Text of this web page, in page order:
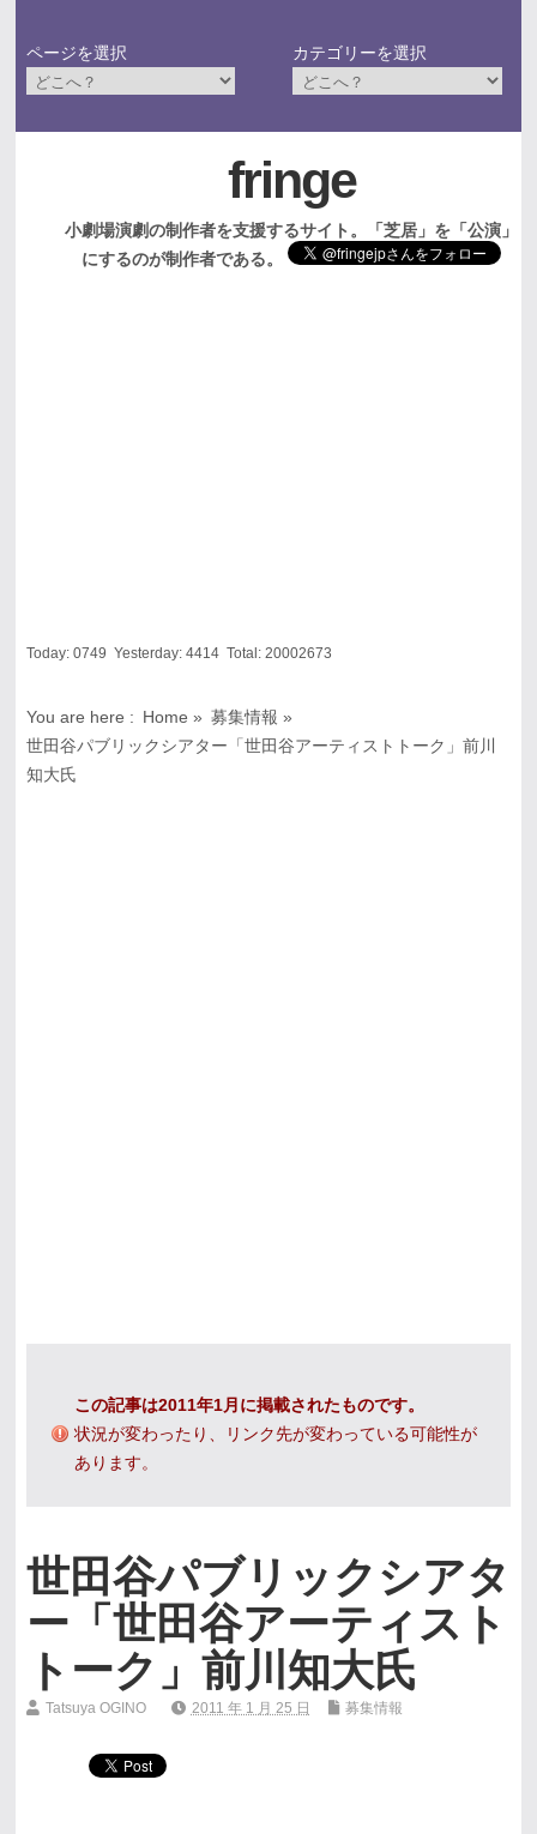
ページを選択 カテゴリーを選択
fringe
小劇場演劇の制作者を支援するサイト。「芝居」を「公演」
にするのが制作者である。
Today: 0749 Yesterday: 4414Total: 20002673
You are here : Home » 募集情報 »
世田谷パブリックシアター「世田谷アーティストトーク」前川
知大氏
この記事は2011年1月に掲載されたものです。
状況が変わったり、リンク先が変わっている可能性が
あります。
世田谷パブリックシアタ
ー「世田谷アーティスト
トーク」前川知大氏
Tatsuya OGINO 2011 年 1 月 25 日 募集情報